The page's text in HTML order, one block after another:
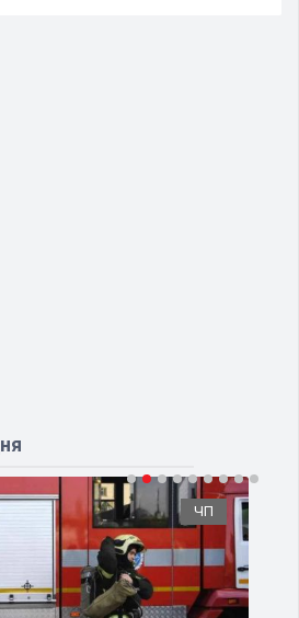
ЧП